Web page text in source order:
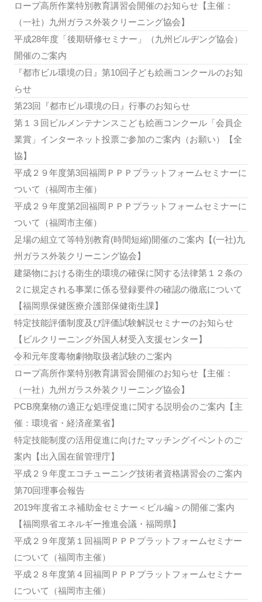
ロープ高所作業特別教育講習会開催のお知らせ【主催：
（一社）九州ガラス外装クリーニング協会】
平成28年度「後期研修セミナー」（九州ビルヂング協会）
開催のご案内
『都市ビル環境の日』第10回子ども絵画コンクールのお知
らせ
第23回『都市ビル環境の日』行事のお知らせ
第１３回ビルメンテナンスこども絵画コンクール「会員企
業賞」インターネット投票ご参加のご案内（お願い）【全
協】
平成２９年度第3回福岡ＰＰＰプラットフォームセミナーに
ついて（福岡市主催）
平成２９年度第2回福岡ＰＰＰプラットフォームセミナーに
ついて（福岡市主催）
足場の組立て等特別教育(時間短縮)開催のご案内【(一社)九
州ガラス外装クリーニング協会】
建築物における衛生的環境の確保に関する法律第１２条の
２に規定される事業に係る登録要件の確認の徹底について
【福岡県保健医療介護部保健衛生課】
特定技能評価制度及び評価試験解説セミナーのお知らせ
【ビルクリーニング外国人材受入支援センター】
令和元年度毒物劇物取扱者試験のご案内
ロープ高所作業特別教育講習会開催のお知らせ【主催：
（一社）九州ガラス外装クリーニング協会】
PCB廃棄物の適正な処理促進に関する説明会のご案内【主
催：環境省・経済産業省】
特定技能制度の活用促進に向けたマッチングイベントのご
案内【出入国在留管理庁】
平成２９年度エコチューニング技術者資格講習会のご案内
第70回理事会報告
2019年度省エネ補助金セミナー＜ビル編＞の開催ご案内
【福岡県省エネルギー推進会議・福岡県】
平成２９年度第１回福岡ＰＰＰプラットフォームセミナー
について（福岡市主催）
平成２８年度第４回福岡ＰＰＰプラットフォームセミナー
について（福岡市主催）